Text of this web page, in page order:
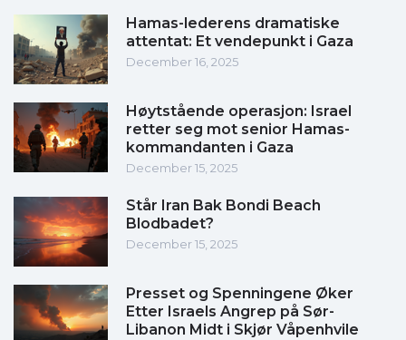
Hamas-lederens dramatiske
attentat: Et vendepunkt i Gaza
December 16, 2025
Høytstående operasjon: Israel
retter seg mot senior Hamas-
kommandanten i Gaza
December 15, 2025
Står Iran Bak Bondi Beach
Blodbadet?
December 15, 2025
Presset og Spenningene Øker
Etter Israels Angrep på Sør-
Libanon Midt i Skjør Våpenhvile